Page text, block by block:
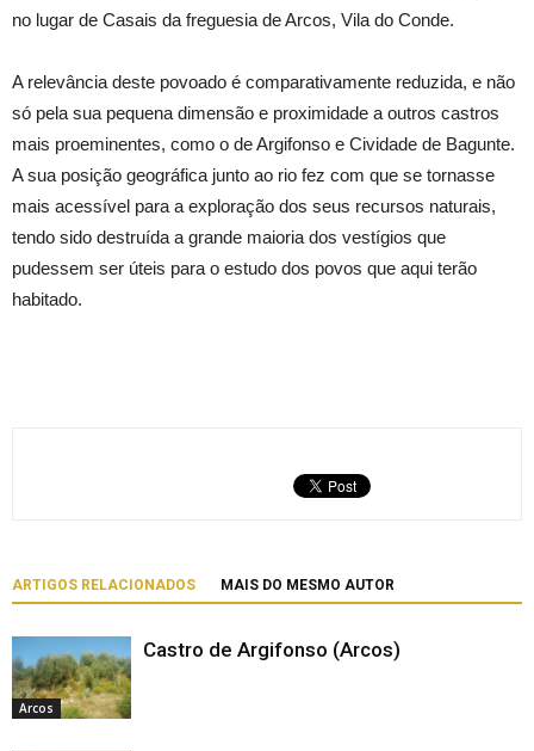
no lugar de Casais da freguesia de Arcos, Vila do Conde.
A relevância deste povoado é comparativamente reduzida, e não
só pela sua pequena dimensão e proximidade a outros castros
mais proeminentes, como o de Argifonso e Cividade de Bagunte.
A sua posição geográfica junto ao rio fez com que se tornasse
mais acessível para a exploração dos seus recursos naturais,
tendo sido destruída a grande maioria dos vestígios que
pudessem ser úteis para o estudo dos povos que aqui terão
habitado.
ARTIGOS RELACIONADOS MAIS DO MESMO AUTOR
Arcos
Castro de Argifonso (Arcos)